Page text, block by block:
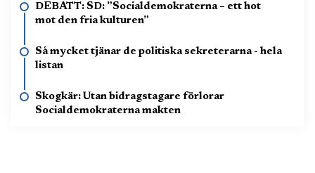
DEBATT: SD: ”Socialdemokraterna – ett hot
mot den fria kulturen”
Så mycket tjänar de politiska sekreterarna - hela
listan
Skogkär: Utan bidragstagare förlorar
Socialdemokraterna makten